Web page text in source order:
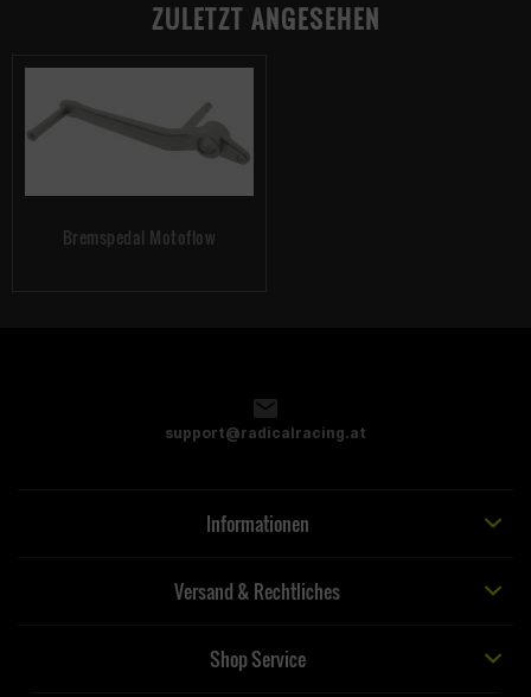
ZULETZT ANGESEHEN
Bremspedal Motoflow
support@radicalracing.at
Informationen
Versand & Rechtliches
Shop Service